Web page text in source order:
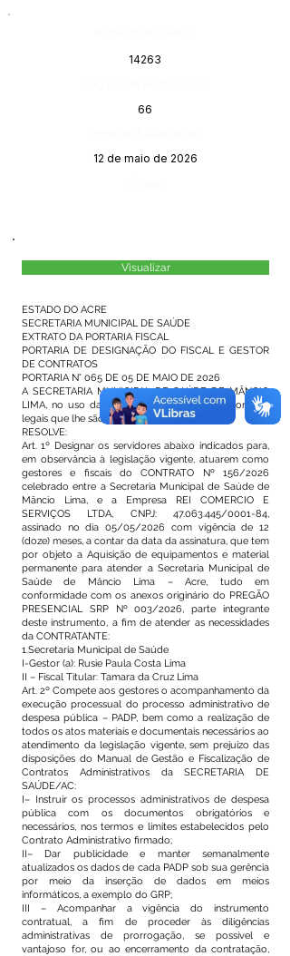
14263
66
12 de maio de 2026
Visualizar
ESTADO DO ACRE
SECRETARIA MUNICIPAL DE SAÚDE
EXTRATO DA PORTARIA FISCAL
PORTARIA DE DESIGNAÇÃO DO FISCAL E GESTOR
DE CONTRATOS
PORTARIA N° 065 DE 05 DE MAIO DE 2026
A SECRETARIA MUNICIPAL DE SAÚDE DE MÂNCIO
LIMA, no uso das suas atribuições constitucionais e
legais que lhe são conferidas.
RESOLVE:
Art. 1º Designar os servidores abaixo indicados para,
em observância à legislação vigente, atuarem como
gestores e fiscais do CONTRATO Nº 156/2026
celebrado entre a Secretaria Municipal de Saúde de
Mâncio Lima, e a Empresa REI COMERCIO E
SERVIÇOS LTDA, CNPJ: 47.063.445/0001-84,
assinado no dia 05/05/2026 com vigência de 12
(doze) meses, a contar da data da assinatura, que tem
por objeto a Aquisição de equipamentos e material
permanente para atender a Secretaria Municipal de
Saúde de Mâncio Lima – Acre, tudo em
conformidade com os anexos originário do PREGÃO
PRESENCIAL SRP Nº 003/2026, parte integrante
deste instrumento, a fim de atender as necessidades
da CONTRATANTE:
1.Secretaria Municipal de Saúde
I-Gestor (a): Rusie Paula Costa Lima
II – Fiscal Titular: Tamara da Cruz Lima
Art. 2º Compete aos gestores o acompanhamento da
execução processual do processo administrativo de
despesa pública – PADP, bem como a realização de
todos os atos materiais e documentais necessários ao
atendimento da legislação vigente, sem prejuízo das
disposições do Manual de Gestão e Fiscalização de
Contratos Administrativos da SECRETARIA DE
SAÚDE/AC:
I– Instruir os processos administrativos de despesa
pública com os documentos obrigatórios e
necessários, nos termos e limites estabelecidos pelo
Contrato Administrativo firmado;
II– Dar publicidade e manter semanalmente
atualizados os dados de cada PADP sob sua gerência
por meio da inserção de dados em meios
informáticos, a exemplo do GRP;
III – Acompanhar a vigência do instrumento
contratual, a fim de proceder às diligências
administrativas de prorrogação, se possível e
vantajoso for, ou ao encerramento da contratação,